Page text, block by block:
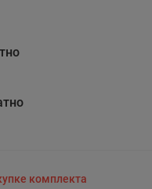
комплекта